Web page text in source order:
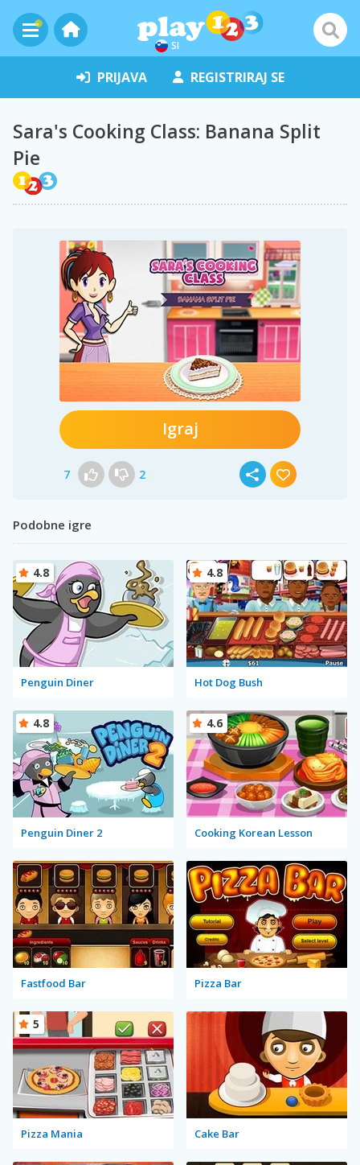
SI
PRIJAVA REGISTRIRAJ SE
Sara's Cooking Class: Banana Split
Pie
Igraj
7 2
Podobne igre
Penguin Diner
4.8
Hot Dog Bush
4.8
Penguin Diner 2
4.8
Cooking Korean Lesson
4.6
Fastfood Bar Pizza Bar
Pizza Mania
5
Cake Bar